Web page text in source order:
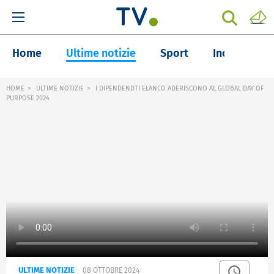
Home Ultime notizie Sport Inchieste
HOME ULTIME NOTIZIE
I DIPENDENDTI ELANCO ADERISCONO AL GLOBAL DAY OF
PURPOSE 2024
ULTIME NOTIZIE 08 OTTOBRE 2024